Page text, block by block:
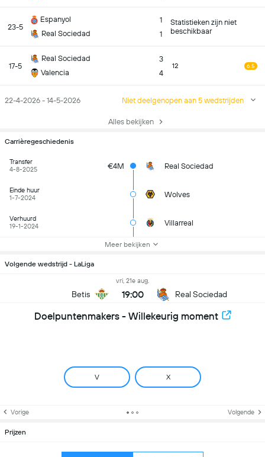
Volgende wedstrijd - LaLiga
Betis
vri, 21e aug.
19:00 Real Sociedad
Doelpuntenmakers - Willekeurig moment
V X
Vorige Volgende
23-5
Espanyol
Real Sociedad
1
1
Statistieken zijn niet
beschikbaar
17-5
Real Sociedad
Valencia
3
4
12 6.5
22-4-2026 - 14-5-2026 Niet deelgenopen aan 5 wedstrijden
Alles bekijken
Carrièregeschiedenis
Transfer
4-8-2025
€4M Real Sociedad
Einde huur
1-7-2024
Wolves
Verhuurd
19-1-2024
Villarreal
Meer bekijken
Prijzen